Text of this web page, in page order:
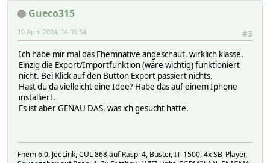
Gueco315
#3
10 April 2024, 14:00:54
Ich habe mir mal das Fhemnative angeschaut, wirklich klasse.
Einzig die Export/Importfunktion (wäre wichtig) funktioniert
nicht. Bei Klick auf den Button Export passiert nichts.
Hast du da vielleicht eine Idee? Habe das auf einem Iphone
installiert.
Es ist aber GENAU DAS, was ich gesucht hatte.
Fhem 6.0, JeeLink, CUL 868 auf Raspi 4, Buster, IT-1500, 4x SB_Player,